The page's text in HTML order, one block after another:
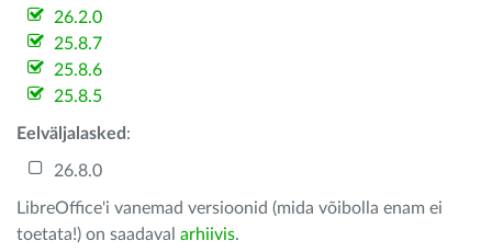
26.2.0
25.8.7
25.8.6
25.8.5
Eelväljalasked :
26.8.0
LibreOffice'i vanemad versioonid (mida võibolla enam ei
toetata!) on saadaval arhiivis.